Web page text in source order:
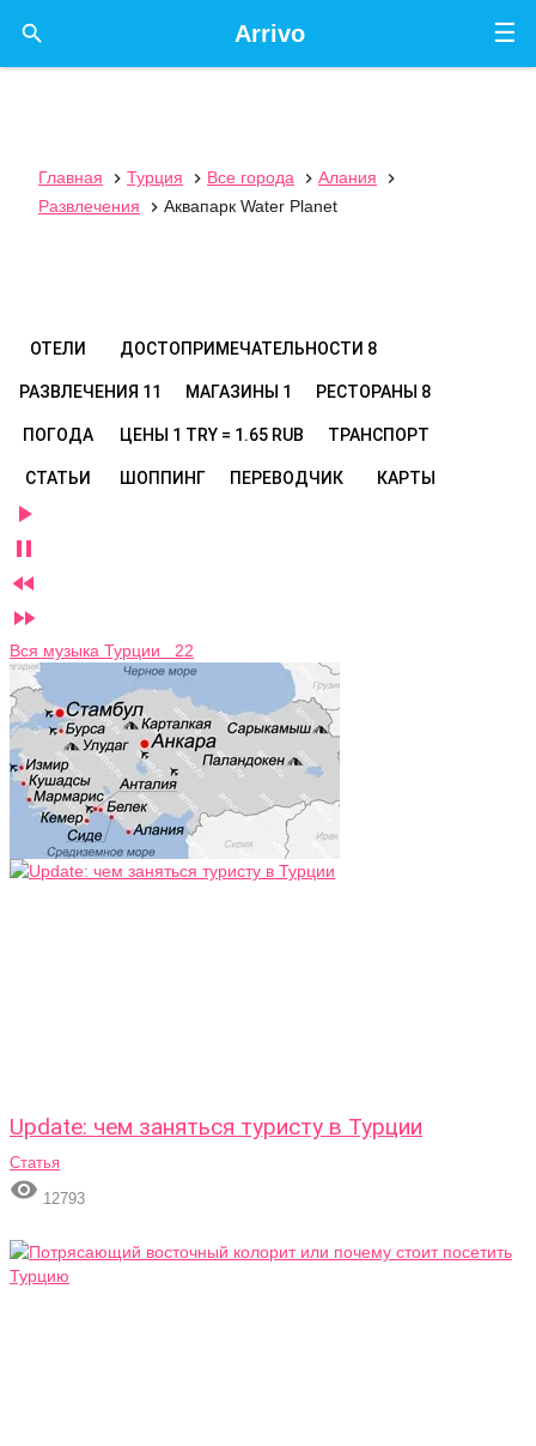
☰
Arrivo

Главная  Турция  Все города  Алания

Развлечения
 Аквапарк Water Planet
ОТЕЛИ ДОСТОПРИМЕЧАТЕЛЬНОСТИ 8
РАЗВЛЕЧЕНИЯ 11 МАГАЗИНЫ 1 РЕСТОРАНЫ 8
ПОГОДА ЦЕНЫ 1 TRY = 1.65 RUB ТРАНСПОРТ
СТАТЬИ ШОППИНГ ПЕРЕВОДЧИК КАРТЫ




Вся музыка Турции 22
Update: чем заняться туристу в Турции
Статья
 12793